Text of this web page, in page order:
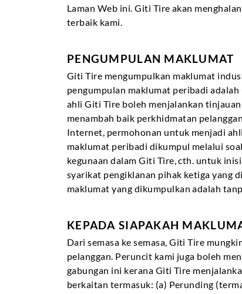
Laman Web ini. Giti Tire akan
terbaik kami.
PENGUMPULAN MAKLUMAT
Giti Tire mengumpulkan maklumat
pengumpulan maklumat peribadi
ahli Giti Tire boleh menjalankan
menambah baik perkhidmatan
Internet, permohonan untuk menjadi
maklumat peribadi dikumpul melalui
kegunaan dalam Giti Tire, cth. untuk
syarikat pengiklanan pihak ketiga yang
maklumat yang dikumpulkan adalah
KEPADA SIAPAKAH
Dari semasa ke semasa, Giti Tire
pelanggan. Peruncit kami juga boleh
gabungan ini kerana Giti Tire
berkaitan termasuk: (a) Perunding